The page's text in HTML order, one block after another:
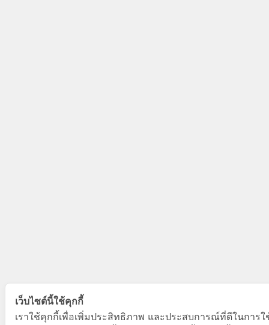
เว็บไซต์นี้ใช้คุกกี้
เราใช้คุกกี้เพื่อเพิ่มประสิทธิภาพ และประสบการณ์ที่ดีในการ